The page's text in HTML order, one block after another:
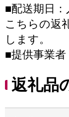
■配送期日
こちらの返
します。
■提供事業
返礼品